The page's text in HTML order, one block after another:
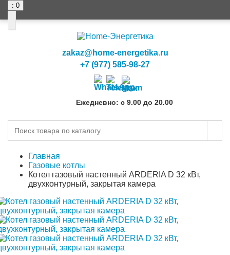
: 0
zakaz@home-energetika.ru
+7 (977) 585-98-27
Ежедневно: с 9.00 до 20.00
Главная
Газовые котлы
Котел газовый настенный ARDERIA D 32 кВт,
двухконтурный, закрытая камера